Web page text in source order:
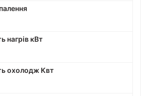
нагрів кВт
охолодж Квт